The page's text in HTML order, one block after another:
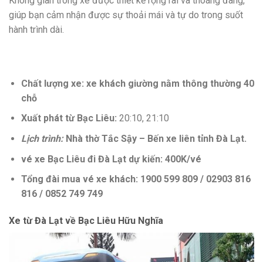
giúp bạn cảm nhận được sự thoải mái và tự do trong suốt
hành trình dài.
Chất lượng xe: xe khách giường nằm thông thường 40
chỗ
Xuất phát từ Bạc Liêu: 20:10, 21:10
Lịch trình:Nhà thờ Tắc Sậy – Bến xe liên tỉnh Đà Lạt.
vé xe Bạc Liêu đi Đà Lạt dự kiến: 400K/vé
Tổng đài mua vé xe khách: 1900 599 809 / 02903 816
816 / 0852 749 749
Xe từ Đà Lạt về Bạc Liêu Hữu Nghĩa